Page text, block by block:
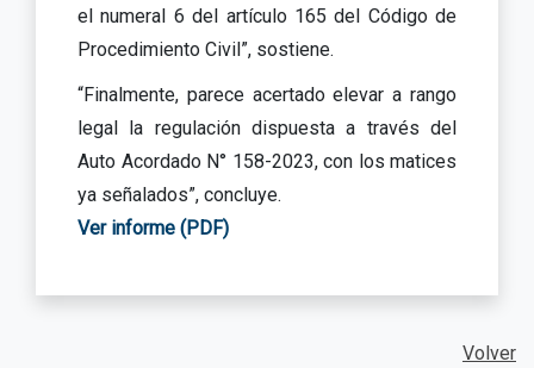
el numeral 6 del artículo 165 del Código de
Procedimiento Civil”, sostiene.
“Finalmente, parece acertado elevar a rango
legal la regulación dispuesta a través del
Auto Acordado N° 158-2023, con los matices
ya señalados”, concluye.
Ver informe (PDF)
Volver